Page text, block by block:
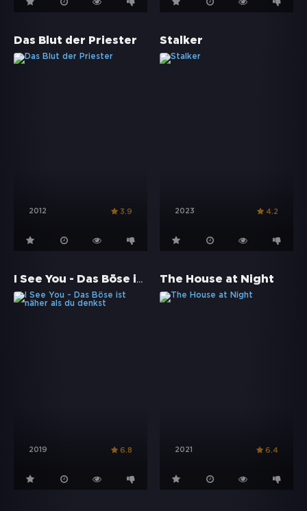
Das Blut der Priester
2012 3.9
Stalker
2023 4.2
I See You - Das Böse ist näher als du denkst
2019 6.8
The House at Night
2021 6.4